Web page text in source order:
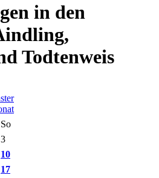
in den
Todtenweis
So
3
10
17